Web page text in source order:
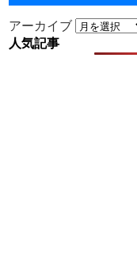
アーカイブ
人気記事